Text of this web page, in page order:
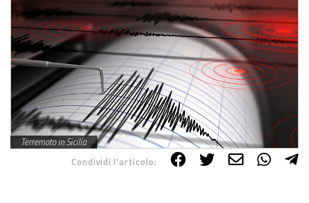
Terremoto in Sicilia
Condividi l'articolo: